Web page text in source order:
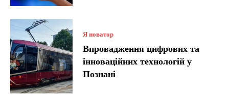
Я новатор
Впровадження цифрових та
інноваційних технологій у
Познані